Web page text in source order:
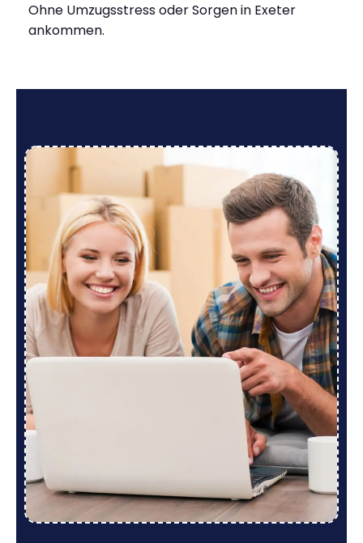
Ohne Umzugsstress oder Sorgen in Exeter
ankommen.